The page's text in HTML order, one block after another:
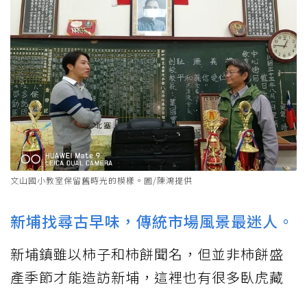
文山國小教室保留舊時光的模樣。圖/陳鴻提供
新埔找尋古早味，傳統市場風景最迷人。
新埔鎮雖以柿子和柿餅聞名，但並非柿餅盛
產季節才能造訪新埔，這裡也有很多臥虎藏